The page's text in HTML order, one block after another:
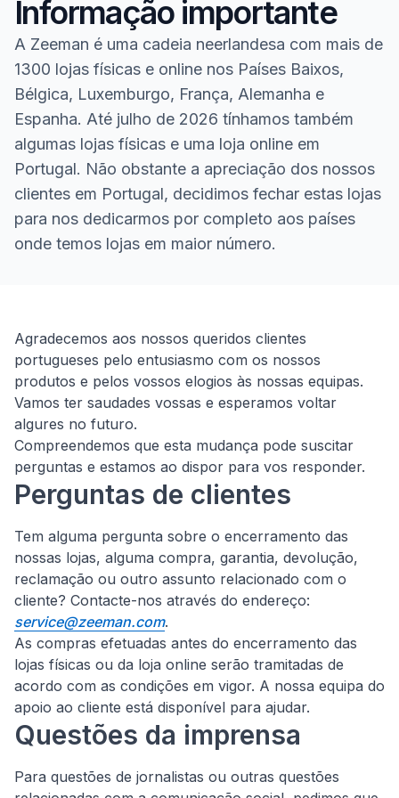
Informação importante
A Zeeman é uma cadeia neerlandesa com mais de
1300 lojas físicas e online nos Países Baixos,
Bélgica, Luxemburgo, França, Alemanha e
Espanha. Até julho de 2026 tínhamos também
algumas lojas físicas e uma loja online em
Portugal. Não obstante a apreciação dos nossos
clientes em Portugal, decidimos fechar estas lojas
para nos dedicarmos por completo aos países
onde temos lojas em maior número.
Homepage
Agradecemos aos nossos queridos clientes
portugueses pelo entusiasmo com os nossos
produtos e pelos vossos elogios às nossas equipas.
Vamos ter saudades vossas e esperamos voltar
algures no futuro.
Compreendemos que esta mudança pode suscitar
perguntas e estamos ao dispor para vos responder.
Perguntas de clientes
Tem alguma pergunta sobre o encerramento das
nossas lojas, alguma compra, garantia, devolução,
reclamação ou outro assunto relacionado com o
cliente? Contacte-nos através do endereço:
service@zeeman.com.
As compras efetuadas antes do encerramento das
lojas físicas ou da loja online serão tramitadas de
acordo com as condições em vigor. A nossa equipa do
apoio ao cliente está disponível para ajudar.
Questões da imprensa
Para questões de jornalistas ou outras questões